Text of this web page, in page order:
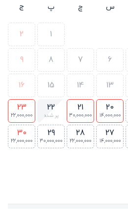
س چ پ ج
1
2
6
7
8
9
13
14
15
16
20
14,000,000
21
30,000,000
22
پر شده
23
22,000,000
27
14,000,000
28
22,000,000
29
30,000,000
30
22,000,000